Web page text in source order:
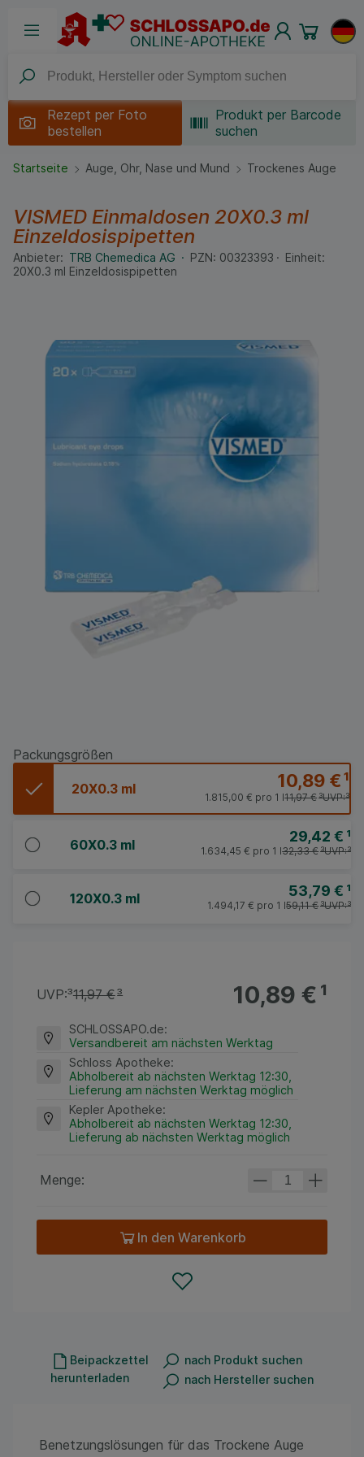
Rezept per Foto
bestellen
Produkt per Barcode
suchen
Startseite Auge, Ohr, Nase und Mund Trockenes Auge
VISMED Einmaldosen 20X0.3 ml
Einzeldosispipetten
Anbieter: TRB Chemedica AG PZN: 00323393
Einheit:
20X0.3 ml Einzeldosispipetten
Packungsgrößen
20X0.3 ml 10,89 €¹
UVP:³
11,97 €³
1.815,00 € pro 1 l
60X0.3 ml 29,42 € ¹
UVP:³
32,33 €³
1.634,45 € pro 1 l
120X0.3 ml 53,79 € ¹
UVP:³
59,11 €³
1.494,17 € pro 1 l
10,89 €¹
UVP:³11,97 €³
SCHLOSSAPO.de:
Versandbereit am nächsten Werktag
Schloss Apotheke:
Abholbereit ab nächsten Werktag 12:30,
Lieferung am nächsten Werktag möglich
Kepler Apotheke:
Abholbereit ab nächsten Werktag 12:30,
Lieferung ab nächsten Werktag möglich
Menge:
In den Warenkorb
Beipackzettel
herunterladen
nach Produkt suchen
nach Hersteller suchen
Benetzungslösungen für das Trockene Auge